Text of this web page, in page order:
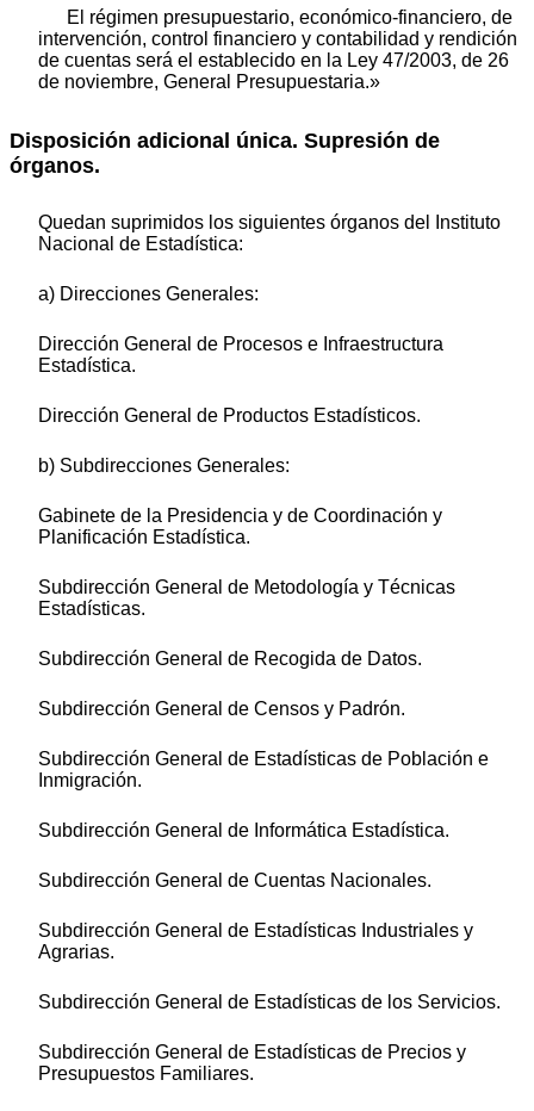
El régimen presupuestario, económico-financiero, de
intervención, control financiero y contabilidad y rendición
de cuentas será el establecido en la Ley 47/2003, de 26
de noviembre, General Presupuestaria.»
Disposición adicional única. Supresión de
órganos.
Quedan suprimidos los siguientes órganos del Instituto
Nacional de Estadística:
a) Direcciones Generales:
Dirección General de Procesos e Infraestructura
Estadística.
Dirección General de Productos Estadísticos.
b) Subdirecciones Generales:
Gabinete de la Presidencia y de Coordinación y
Planificación Estadística.
Subdirección General de Metodología y Técnicas
Estadísticas.
Subdirección General de Recogida de Datos.
Subdirección General de Censos y Padrón.
Subdirección General de Estadísticas de Población e
Inmigración.
Subdirección General de Informática Estadística.
Subdirección General de Cuentas Nacionales.
Subdirección General de Estadísticas Industriales y
Agrarias.
Subdirección General de Estadísticas de los Servicios.
Subdirección General de Estadísticas de Precios y
Presupuestos Familiares.